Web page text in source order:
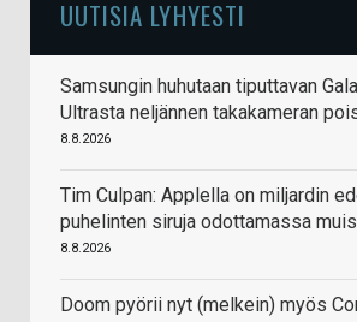
UUTISIA LYHYESTI
Samsungin huhutaan tiputtavan
Ultrasta neljännen takakameran
8.8.2026
Tim Culpan: Applella on miljardin
puhelinten siruja odottamassa
8.8.2026
Doom pyörii nyt (melkein) myös